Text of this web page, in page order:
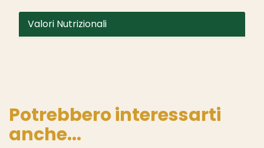
Valori Nutrizionali
Potrebbero interessarti
anche...